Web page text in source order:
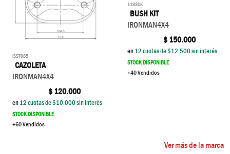
ISST085
CAZOLETA
IRONMAN4X4
$120.000
en12cuotas de $10.000sin interés
STOCK DISPONIBLE
+60 Vendidos
1193UK
BUSH KIT
IRONMAN4X4
$150.000
en12cuotas de $12.500sin interés
STOCK DISPONIBLE
+40 Vendidos
Ver más de la marca